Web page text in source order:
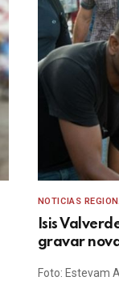
NOTICIAS
Isis
gravar
Foto: Estevam